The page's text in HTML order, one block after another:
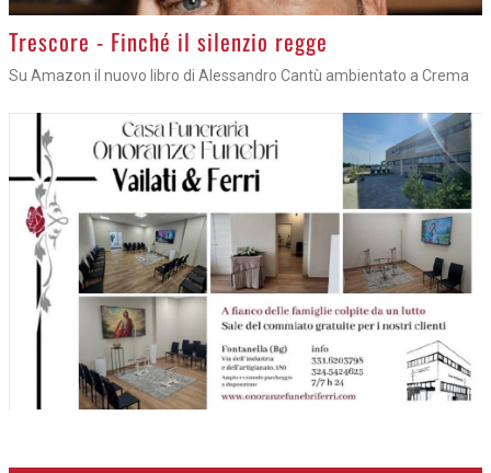
Trescore - Finché il silenzio regge
Su Amazon il nuovo libro di Alessandro Cantù ambientato a Crema